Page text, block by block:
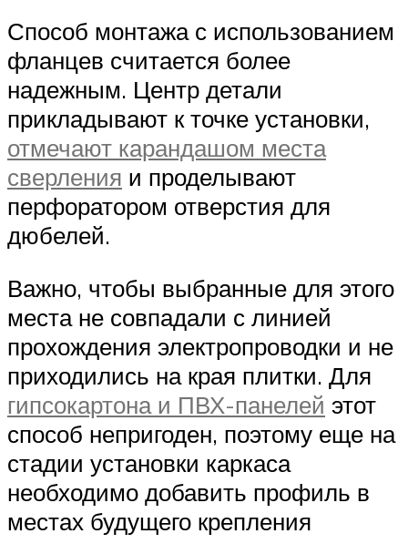
Способ монтажа с использованием
фланцев считается более
надежным. Центр детали
прикладывают к точке установки,
отмечают карандашом места
сверления и проделывают
перфоратором отверстия для
дюбелей.
Важно, чтобы выбранные для этого
места не совпадали с линией
прохождения электропроводки и не
приходились на края плитки. Для
гипсокартона и ПВХ-панелей этот
способ непригоден, поэтому еще на
стадии установки каркаса
необходимо добавить профиль в
местах будущего крепления